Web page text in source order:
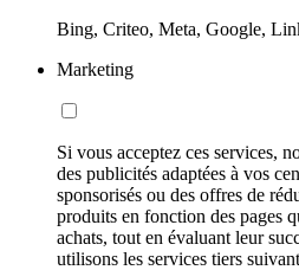
Bing, Criteo, Meta, Google,
Marketing
Si vous acceptez ces services,
des publicités adaptées à vos
sponsorisés ou des offres de
produits en fonction des pages
achats, tout en évaluant leur
utilisons les services tiers